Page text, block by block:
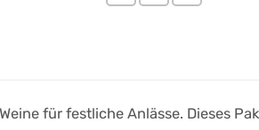
für festliche Anlässe. Dieses